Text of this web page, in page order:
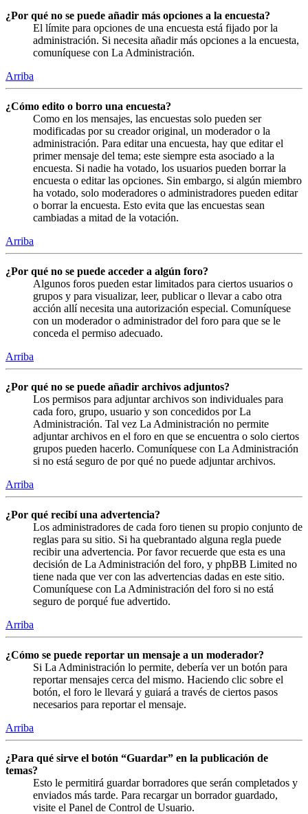
¿Por qué no se puede añadir más opciones a la encuesta?
El límite para opciones de una encuesta está fijado por la
administración. Si necesita añadir más opciones a la encuesta,
comuníquese con La Administración.
Arriba
¿Cómo edito o borro una encuesta?
Como en los mensajes, las encuestas solo pueden ser
modificadas por su creador original, un moderador o la
administración. Para editar una encuesta, hay que editar el
primer mensaje del tema; este siempre esta asociado a la
encuesta. Si nadie ha votado, los usuarios pueden borrar la
encuesta o editar las opciones. Sin embargo, si algún miembro
ha votado, solo moderadores o administradores pueden editar
o borrar la encuesta. Esto evita que las encuestas sean
cambiadas a mitad de la votación.
Arriba
¿Por qué no se puede acceder a algún foro?
Algunos foros pueden estar limitados para ciertos usuarios o
grupos y para visualizar, leer, publicar o llevar a cabo otra
acción allí necesita una autorización especial. Comuníquese
con un moderador o administrador del foro para que se le
conceda el permiso adecuado.
Arriba
¿Por qué no se puede añadir archivos adjuntos?
Los permisos para adjuntar archivos son individuales para
cada foro, grupo, usuario y son concedidos por La
Administración. Tal vez La Administración no permite
adjuntar archivos en el foro en que se encuentra o solo ciertos
grupos pueden hacerlo. Comuníquese con La Administración
si no está seguro de por qué no puede adjuntar archivos.
Arriba
¿Por qué recibí una advertencia?
Los administradores de cada foro tienen su propio conjunto de
reglas para su sitio. Si ha quebrantado alguna regla puede
recibir una advertencia. Por favor recuerde que esta es una
decisión de La Administración del foro, y phpBB Limited no
tiene nada que ver con las advertencias dadas en este sitio.
Comuníquese con La Administración del foro si no está
seguro de porqué fue advertido.
Arriba
¿Cómo se puede reportar un mensaje a un moderador?
Si La Administración lo permite, debería ver un botón para
reportar mensajes cerca del mismo. Haciendo clic sobre el
botón, el foro le llevará y guiará a través de ciertos pasos
necesarios para reportar el mensaje.
Arriba
¿Para qué sirve el botón “Guardar” en la publicación de
temas?
Esto le permitirá guardar borradores que serán completados y
enviados más tarde. Para recargar un borrador guardado,
visite el Panel de Control de Usuario.